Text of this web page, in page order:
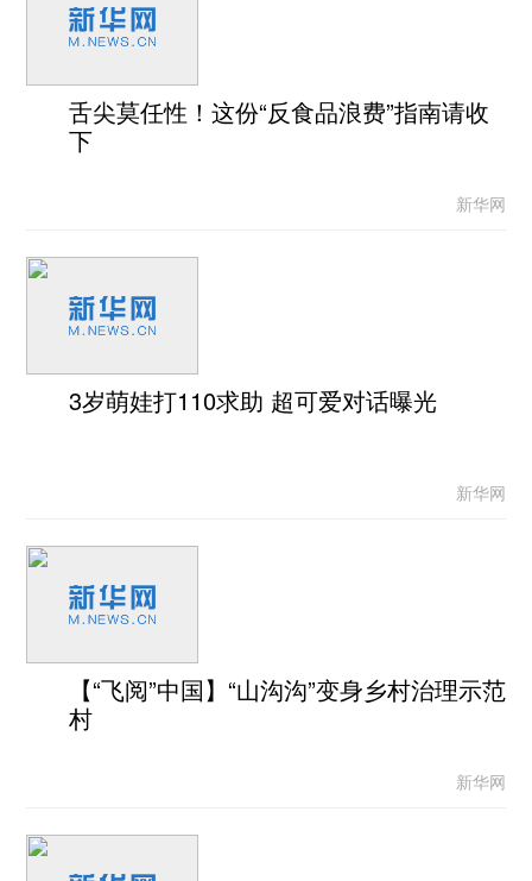
舌尖莫任性！这份“反食品浪费”指南请收
下
新华网
3岁萌娃打110求助 超可爱对话曝光
新华网
【“飞阅”中国】“山沟沟”变身乡村治理示范
村
新华网